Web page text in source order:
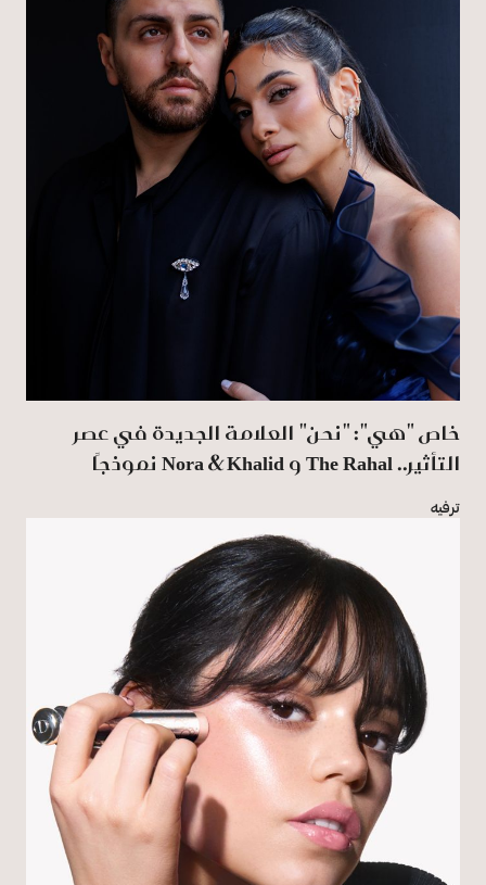
خاص "هي": "نحن" العلامة الجديدة في عصر
التأثير.. The Rahal و Nora & Khalid نموذجًا
ترفيه